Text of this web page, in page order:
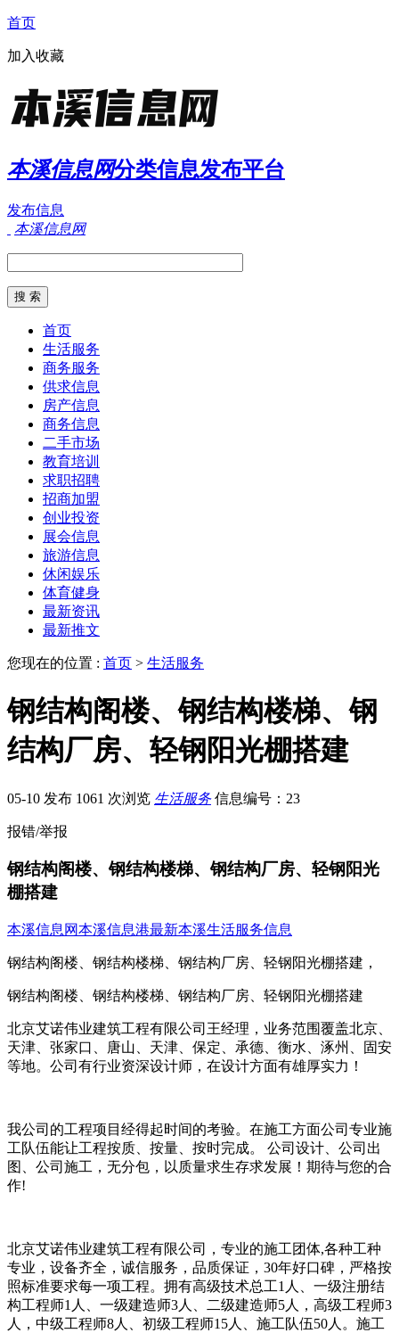
首页
加入收藏
本溪信息网分类信息发布平台
发布信息
本溪信息网
首页
生活服务
商务服务
供求信息
房产信息
商务信息
二手市场
教育培训
求职招聘
招商加盟
创业投资
展会信息
旅游信息
休闲娱乐
体育健身
最新资讯
最新推文
您现在的位置 : 首页 > 生活服务
钢结构阁楼、钢结构楼梯、钢
结构厂房、轻钢阳光棚搭建
05-10 发布 1061 次浏览 生活服务 信息编号：23
报错/举报
钢结构阁楼、钢结构楼梯、钢结构厂房、轻钢阳光
棚搭建
本溪信息网本溪信息港最新本溪生活服务信息
钢结构阁楼、钢结构楼梯、钢结构厂房、轻钢阳光棚搭建，
钢结构阁楼、钢结构楼梯、钢结构厂房、轻钢阳光棚搭建
北京艾诺伟业建筑工程有限公司王经理，业务范围覆盖北京、
天津、张家口、唐山、天津、保定、承德、衡水、涿州、固安
等地。公司有行业资深设计师，在设计方面有雄厚实力！
我公司的工程项目经得起时间的考验。在施工方面公司专业施
工队伍能让工程按质、按量、按时完成。 公司设计、公司出
图、公司施工，无分包，以质量求生存求发展！期待与您的合
作!
北京艾诺伟业建筑工程有限公司，专业的施工团体,各种工种
专业，设备齐全，诚信服务，品质保证，30年好口碑，严格按
照标准要求每一项工程。拥有高级技术总工1人、一级注册结
构工程师1人、一级建造师3人、二级建造师5人，高级工程师3
人，中级工程师8人、初级工程师15人、施工队伍50人。施工